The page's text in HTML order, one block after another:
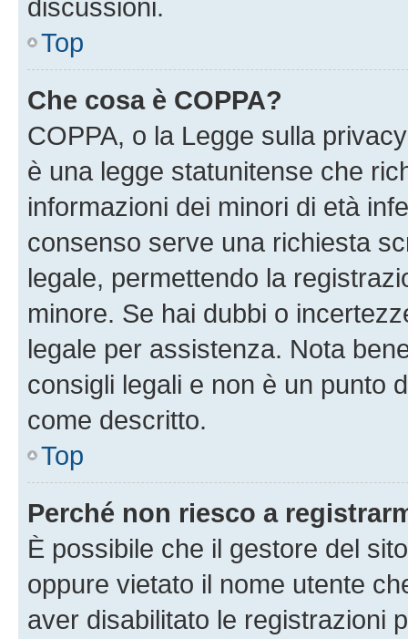
discussioni.
Top
Che cosa è COPPA?
COPPA, o la Legge sulla
è una legge statunitense che
informazioni dei minori di età
consenso serve una richiesta
legale, permettendo la
minore. Se hai dubbi o
legale per assistenza. Nota
consigli legali e non è un punto
come descritto.
Top
Perché non riesco a
È possibile che il gestore del
oppure vietato il nome utente
aver disabilitato le registrazioni